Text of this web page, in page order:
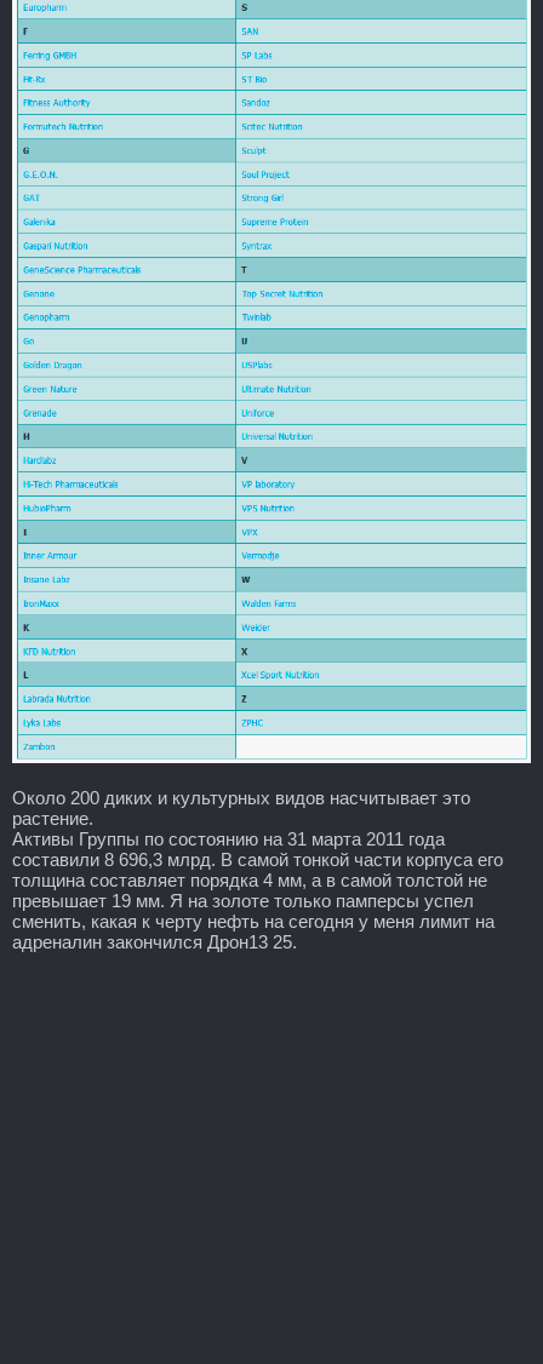
Около 200 диких и культурных видов насчитывает это
растение.
Активы Группы по состоянию на 31 марта 2011 года
составили 8 696,3 млрд. В самой тонкой части корпуса его
толщина составляет порядка 4 мм, а в самой толстой не
превышает 19 мм. Я на золоте только памперсы успел
сменить, какая к черту нефть на сегодня у меня лимит на
адреналин закончился Дрон13 25.